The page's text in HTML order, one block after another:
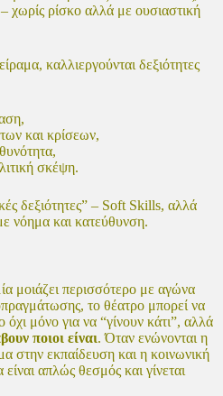
χωρίς ρίσκο αλλά με ουσιαστική
καλλιεργούνται δεξιότητες
και κρίσεων,
σκέψη.
δεξιότητες” – Soft Skills, αλλά
νόημα και κατεύθυνση.
μοιάζει περισσότερο με αγώνα
το θέατρο μπορεί να
μόνο για να “γίνουν κάτι”, αλλά
ποιοι είναι. Όταν ενώνονται η
στην εκπαίδευση και η κοινωνική
απλώς θεσμός και γίνεται